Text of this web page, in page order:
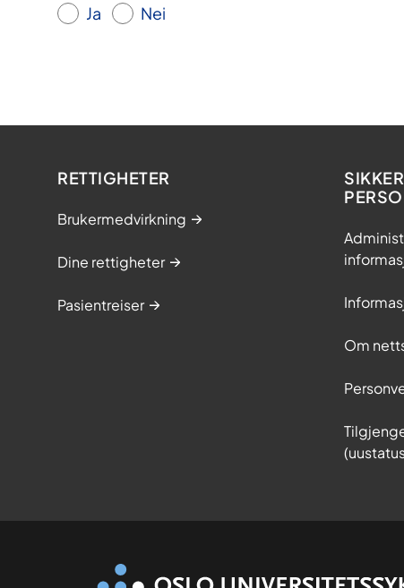
Ja Nei
RETTIGHETER
Brukermedvirkning
Dine rettigheter
Pasientreiser
Om